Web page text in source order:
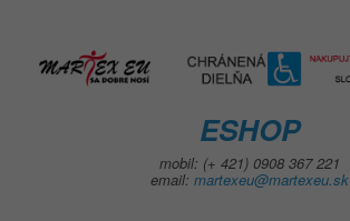
ESHOP
mobil: (+ 421) 0908 367 221
email: martexeu@martexeu.sk